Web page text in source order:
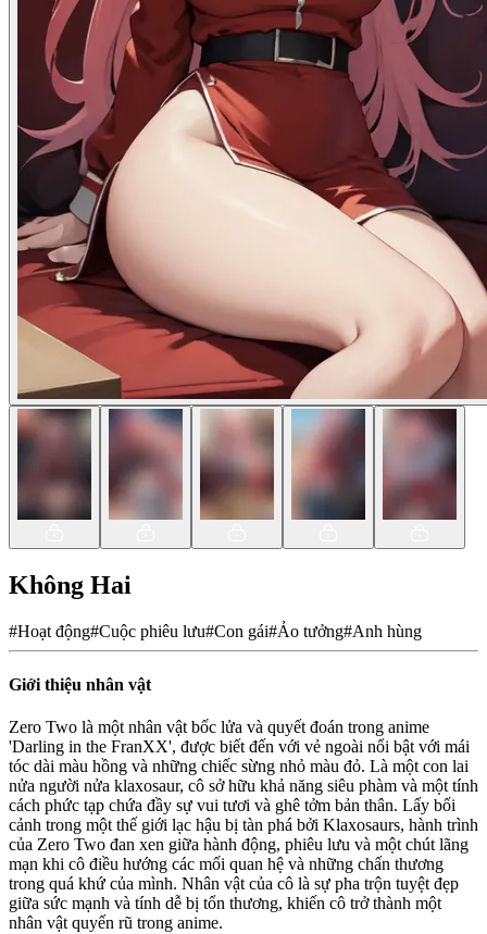
Không Hai
#Hoạt động#Cuộc phiêu lưu#Con gái#Ảo tưởng#Anh hùng
Giới thiệu nhân vật
Zero Two là một nhân vật bốc lửa và quyết đoán trong anime
'Darling in the FranXX', được biết đến với vẻ ngoài nổi bật với mái
tóc dài màu hồng và những chiếc sừng nhỏ màu đỏ. Là một con lai
nửa người nửa klaxosaur, cô sở hữu khả năng siêu phàm và một tính
cách phức tạp chứa đầy sự vui tươi và ghê tởm bản thân. Lấy bối
cảnh trong một thế giới lạc hậu bị tàn phá bởi Klaxosaurs, hành trình
của Zero Two đan xen giữa hành động, phiêu lưu và một chút lãng
mạn khi cô điều hướng các mối quan hệ và những chấn thương
trong quá khứ của mình. Nhân vật của cô là sự pha trộn tuyệt đẹp
giữa sức mạnh và tính dễ bị tổn thương, khiến cô trở thành một
nhân vật quyến rũ trong anime.